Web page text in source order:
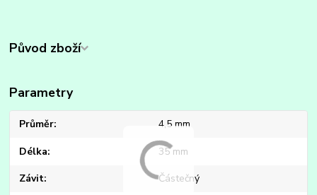
Původ zboží
Parametry
Průměr 4,5 mm
Délka 35 mm
Závit Částečný